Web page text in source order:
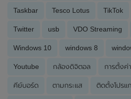
Taskbar Tesco Lotus TikTok
Twitter usb VDO Streaming
Windows 10 windows 8
Youtube กล้องดิจิตอล การตั้งค่
คีย์บอร์ด ตามกระแส ติดตั้งโปรแ